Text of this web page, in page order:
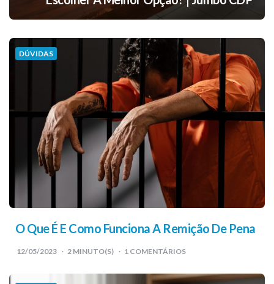
DÚVIDAS
O Que É E Como Funciona A Remição De Pena
12/05/2023 2 MINUTO(S) 1 COMENTÁRIOS